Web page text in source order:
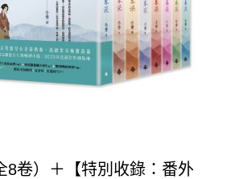
8卷）＋【特別收錄：番外